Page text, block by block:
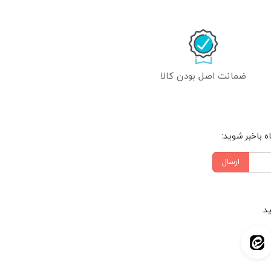
ضمانت اصل بودن کالا
باخبر شوید:
ارسال